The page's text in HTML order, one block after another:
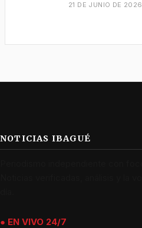
21 DE JUNIO DE 2026
NOTICIAS IBAGUÉ
● EN VIVO 24/7